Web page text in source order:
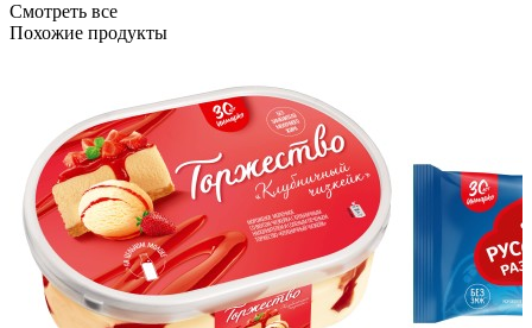
Смотреть все
Похожие продукты